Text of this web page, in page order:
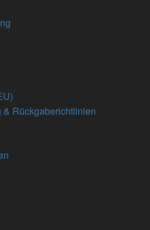
Rückgaberichtlinien